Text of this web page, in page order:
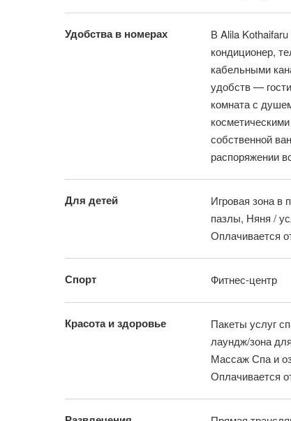
Удобства в номерах
В Alila
кондиционер,
кабельными
удобств —
комната с
собственной
распоряжении
Для детей
Игровая зона в
пазлы, Няня /
Оплачивается
Спорт Фитнес-центр
Красота и здоровье
Пакеты услуг
лаундж/зона
Массаж Спа и
Оплачивается